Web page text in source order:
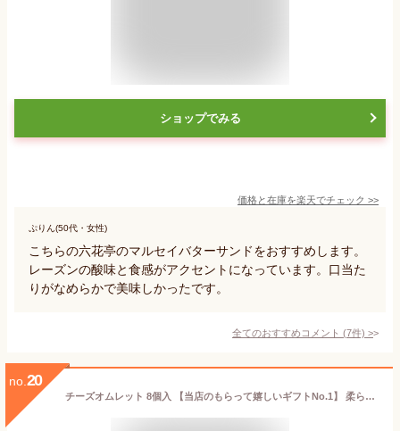
ショップでみる
価格と在庫を楽天でチェック >>
ぷりん(50代・女性)
こちらの六花亭のマルセイバターサンドをおすすめします。
レーズンの酸味と食感がアクセントになっています。口当た
りがなめらかで美味しかったです。
全てのおすすめコメント (7件) >
no. 20
チーズオムレット 8個入 【当店のもらって嬉しいギフトNo.1】 柔らかい ギフトチーズケーキ 北海道 お菓子 洋菓子 手づくり スイーツ スフレ チーズ プレゼント 土産 取り寄せ 贈り物 記念日 内祝 お返し お祝い スナッフルス 残暑見舞 敬老の日 ハロウィン 秋の味覚 十五夜